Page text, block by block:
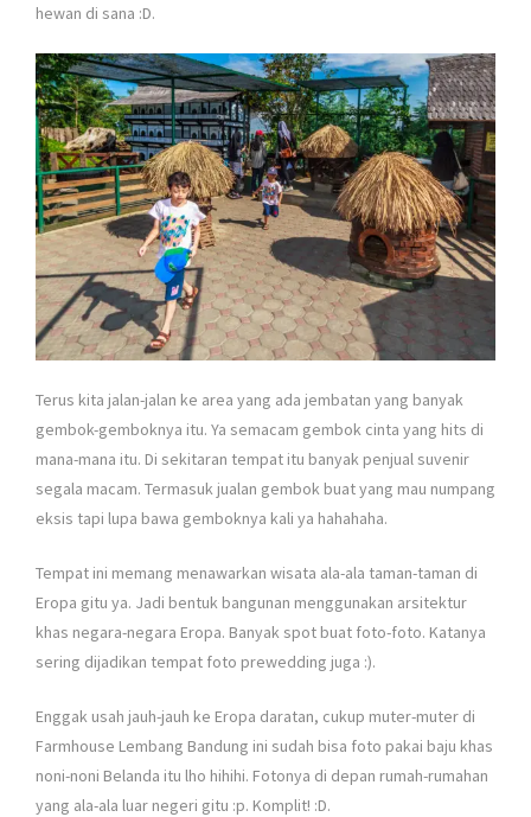
hewan di sana :D.
Terus kita jalan-jalan ke area yang ada jembatan yang banyak
gembok-gemboknya itu. Ya semacam gembok cinta yang hits di
mana-mana itu. Di sekitaran tempat itu banyak penjual suvenir
segala macam. Termasuk jualan gembok buat yang mau numpang
eksis tapi lupa bawa gemboknya kali ya hahahaha.
Tempat ini memang menawarkan wisata ala-ala taman-taman di
Eropa gitu ya. Jadi bentuk bangunan menggunakan arsitektur
khas negara-negara Eropa. Banyak spot buat foto-foto. Katanya
sering dijadikan tempat foto prewedding juga :).
Enggak usah jauh-jauh ke Eropa daratan, cukup muter-muter di
Farmhouse Lembang Bandung ini sudah bisa foto pakai baju khas
noni-noni Belanda itu lho hihihi. Fotonya di depan rumah-rumahan
yang ala-ala luar negeri gitu :p. Komplit! :D.